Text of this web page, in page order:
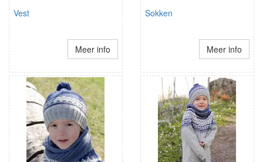
Vest
Meer info
Sokken
Meer info